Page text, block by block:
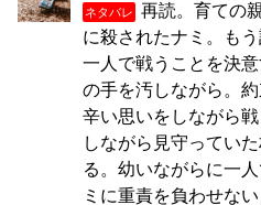
ネタバレ
再読。育ての
に殺されたナミ。も
一人で戦うことを決
の手を汚しながら。
辛い思いをしながら
しながら見守ってい
る。幼いながらに一
ミに重責を負わせな